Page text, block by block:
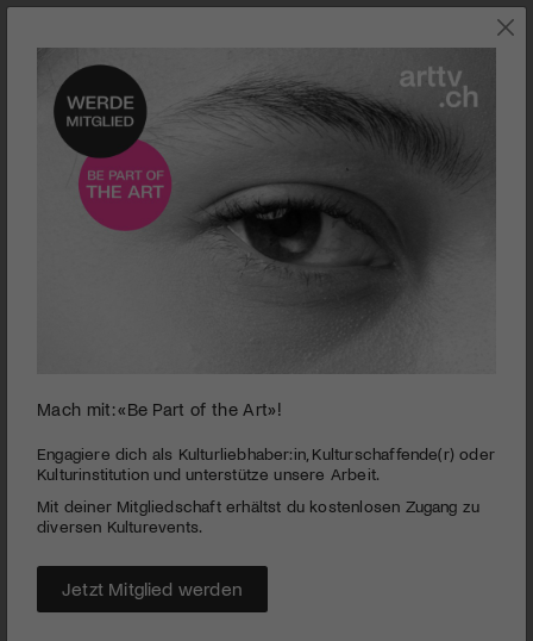
SZENE
«Silvesterchlausen», eine filmische Verdichtung traditioneller
Neujahrsrituale im Appenzell
Avantgarde-Kino und Videokunst im Engadin
Das St. Moritz Art Film Festival feiert seine fünfte Ausgabe
und widmet sich dem Film als Rhythmus, Resonanz und
Mach mit: «Be Part of the Art»!
Engagiere dich als Kulturliebhaber:in, Kulturschaffende(r) oder
Kulturinstitution und unterstütze unsere Arbeit.
Mit deiner Mitgliedschaft erhältst du kostenlosen Zugang zu
diversen Kulturevents.
Jetzt Mitglied werden